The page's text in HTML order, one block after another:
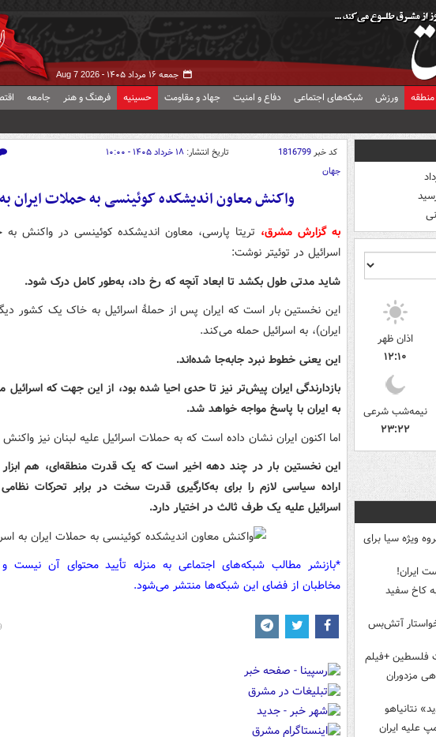
جمعه ۱۶ مرداد ۱۴۰۵ - Aug 7 2026
ورزش شبکه‌های اجتماعی دفاع و امنیت جهاد و مقاومت حسینیه فرهنگ و هنر جامعه
اذان ظهر
۱۲:۱۰
نیمه‌شب شرعی
۲۳:۲۲
ویژه سیا برای
ایران!
کاخ سفید
آتش‌بس
فلسطین +فیلم
مزدوران
نتانیاهو
علیه ایران
کد خبر1816799 تاریخ انتشار: ۱۸ خرداد ۱۴۰۵ - ۱۰:۰۰
جهان
واکنش معاون اندیشکده کوئینسی به حملات ایران
به گزارش مشرق، تریتا پارسی، معاون اندیشکده کوئینسی در واکنش به
اسرائیل در توئیتر نوشت:
شاید مدتی طول بکشد تا ابعاد آنچه که رخ داد، به‌طور کامل درک شود.
این نخستین بار است که ایران پس از حملهٔ اسرائیل به خاک یک کشور
ایران)، به اسرائیل حمله می‌کند.
این یعنی خطوط نبرد جابه‌جا شده‌اند.
بازدارندگی ایران پیش‌تر نیز تا حدی احیا شده بود، از این جهت که
به ایران با پاسخ مواجه خواهد شد.
اما اکنون ایران نشان داده است که به حملات اسرائیل علیه لبنان نیز
این نخستین بار در چند دهه اخیر است که یک قدرت منطقه‌ای، هم ابزار
اراده سیاسی لازم را برای به‌کارگیری قدرت سخت در برابر تحرکات
اسرائیل علیه یک طرف ثالث در اختیار دارد.
*بازنشر مطالب شبکه‌های اجتماعی به منزله تأیید محتوای آن
مخاطبان از فضای این شبکه‌ها منتشر می‌شود.